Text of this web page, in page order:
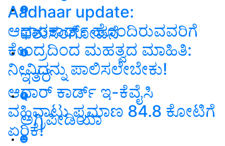
ಪಶುಸಂಗೋಪನೆ
ಇತರೆ
ಅಗ್ರಿಪೀಡಿಯಾ
Aadhaar update:
ಆಧಾರಕಾರ್ಡ್‌ ಹೊಂದಿರುವವರಿಗೆ
ಕೇಂದ್ರದಿಂದ ಮಹತ್ವದ ಮಾಹಿತಿ:
ನೀವಿದನ್ನು ಪಾಲಿಸಲೇಬೇಕು!
ಆಧಾರ್ ಕಾರ್ಡ್‌ ಇ-ಕೆವೈಸಿ
ವಹಿವಾಟು ಪ್ರಮಾಣ 84.8 ಕೋಟಿಗೆ
ಏರಿಕೆ!